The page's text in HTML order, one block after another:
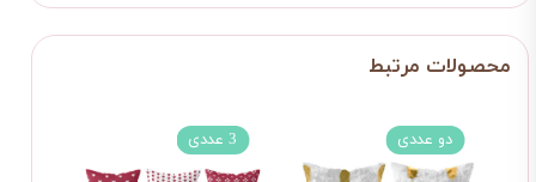
3 عددی دو عددی